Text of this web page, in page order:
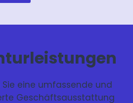
eine umfassende und
Geschäftsausstattung